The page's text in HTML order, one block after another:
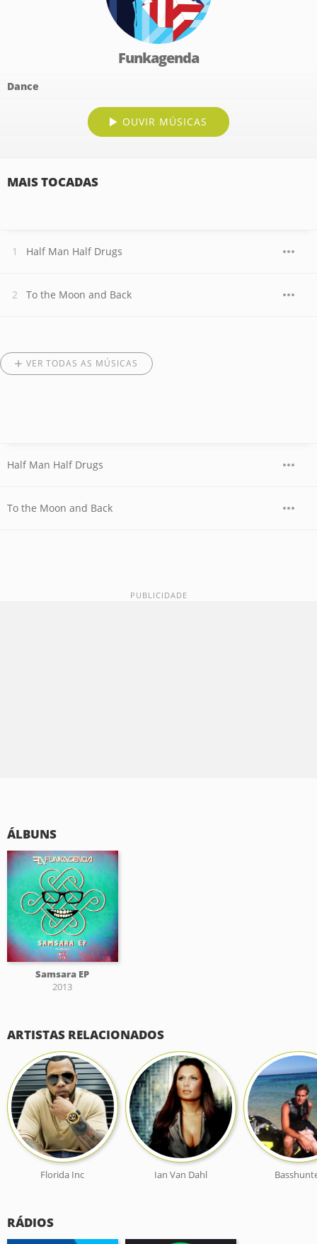
Funkagenda
Dance
OUVIR MÚSICAS
MAIS TOCADAS
Half Man Half Drugs
To the Moon and Back
VER TODAS AS MÚSICAS
Half Man Half Drugs
To the Moon and Back
ÁLBUNS
Samsara EP
2013
ARTISTAS RELACIONADOS
Florida Inc Ian Van Dahl
RÁDIOS